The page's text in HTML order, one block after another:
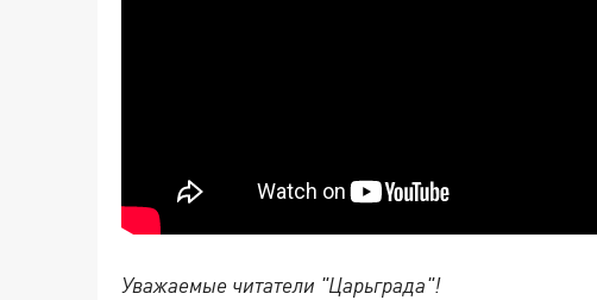
Уважаемые читатели "Царьграда"!